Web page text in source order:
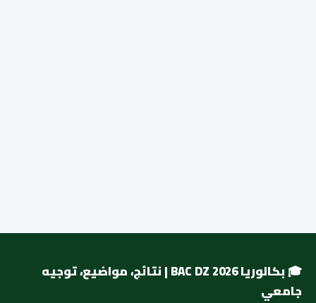
🎓 بكالوريا BAC DZ 2026 | نتائج، مواضيع، توجيه
جامعي